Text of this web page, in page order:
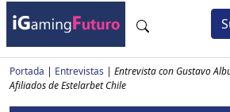
Portada | Entrevistas | Entrevista con Gustavo
Afiliados de Estelarbet Chile